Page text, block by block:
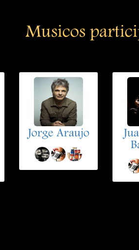
Musicos
Jorge Araujo